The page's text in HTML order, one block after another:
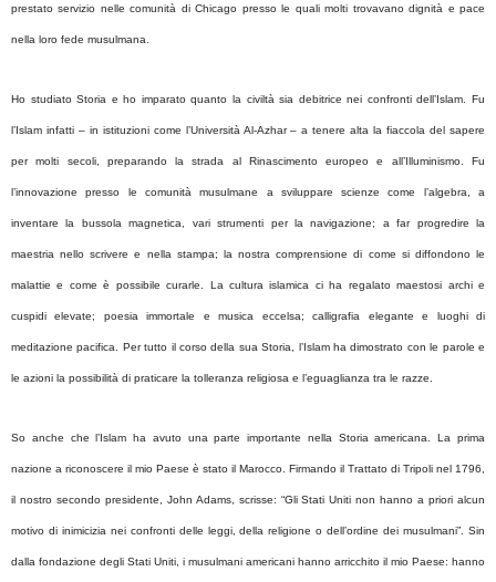
prestato servizio nelle comunità di Chicago presso le quali molti trovavano dignità e pace
nella loro fede musulmana.
Ho studiato Storia e ho imparato quanto la civiltà sia debitrice nei confronti dell’Islam. Fu
l’Islam infatti – in istituzioni come l’Università Al-Azhar – a tenere alta la fiaccola del sapere
per molti secoli, preparando la strada al Rinascimento europeo e all’Illuminismo. Fu
l’innovazione presso le comunità musulmane a sviluppare scienze come l’algebra, a
inventare la bussola magnetica, vari strumenti per la navigazione; a far progredire la
maestria nello scrivere e nella stampa; la nostra comprensione di come si diffondono le
malattie e come è possibile curarle. La cultura islamica ci ha regalato maestosi archi e
cuspidi elevate; poesia immortale e musica eccelsa; calligrafia elegante e luoghi di
meditazione pacifica. Per tutto il corso della sua Storia, l’Islam ha dimostrato con le parole e
le azioni la possibilità di praticare la tolleranza religiosa e l’eguaglianza tra le razze.
So anche che l’Islam ha avuto una parte importante nella Storia americana. La prima
nazione a riconoscere il mio Paese è stato il Marocco. Firmando il Trattato di Tripoli nel 1796,
il nostro secondo presidente, John Adams, scrisse: “Gli Stati Uniti non hanno a priori alcun
motivo di inimicizia nei confronti delle leggi, della religione o dell’ordine dei musulmani”. Sin
dalla fondazione degli Stati Uniti, i musulmani americani hanno arricchito il mio Paese: hanno